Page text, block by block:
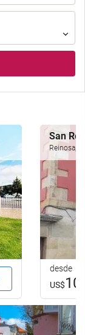
San
Reinosa,
desde
US$